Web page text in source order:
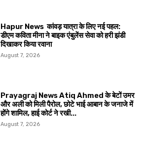
Hapur News कांवड़ यात्रा के लिए नई पहल:
डीएम कविता मीना ने बाइक एंबुलेंस सेवा को हरी झंडी
दिखाकर किया रवाना
August 7, 2026
Prayagraj News Atiq Ahmed के बेटों उमर
और अली को मिली पैरोल, छोटे भाई आबान के जनाजे में
होंगे शामिल, हाई कोर्ट ने रखी...
August 7, 2026